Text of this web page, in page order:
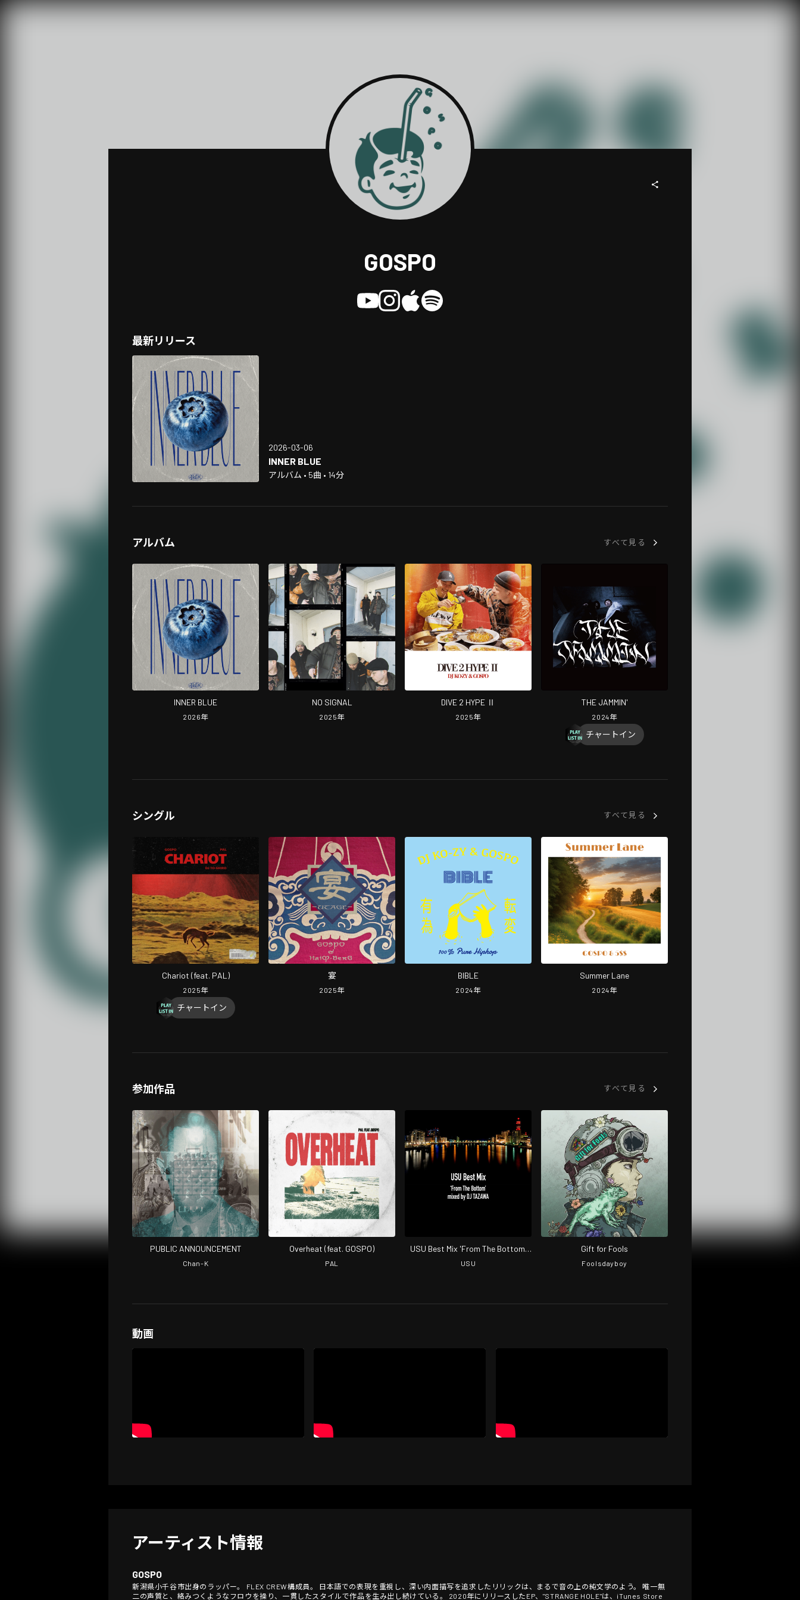
GOSPO
最新リリース
2026-03-06
INNER BLUE
アルバム • 5曲 • 14分
アルバム すべて見る
INNER BLUE
2026年
NO SIGNAL
2025年
DIVE 2 HYPE Ⅱ
2025年
THE JAMMIN'
2024年
チャートイン
シングル すべて見る
Chariot (feat. PAL)
2025年
チャートイン
宴
2025年
BIBLE
2024年
Summer Lane
2024年
参加作品 すべて見る
PUBLIC ANNOUNCEMENT
Chan-K
Overheat (feat. GOSPO)
PAL
USU Best Mix 'From The Bottom'
Mixed by DJ TAZAWA
USU
Gift for Fools
Foolsdayboy
動画
アーティスト情報
GOSPO
新潟県小千谷市出身のラッパー。 FLEX CREW構成員。 日本語での表現を重視し、深い内面描写を追求したリリックは、まるで音の上の純文学のよう。 唯一無
二の声質と、絡みつくようなフロウを操り、一貫したスタイルで作品を生み出し続けている。 2020年にリリースしたEP、"STRANGE HOLE"は、iTunes Store